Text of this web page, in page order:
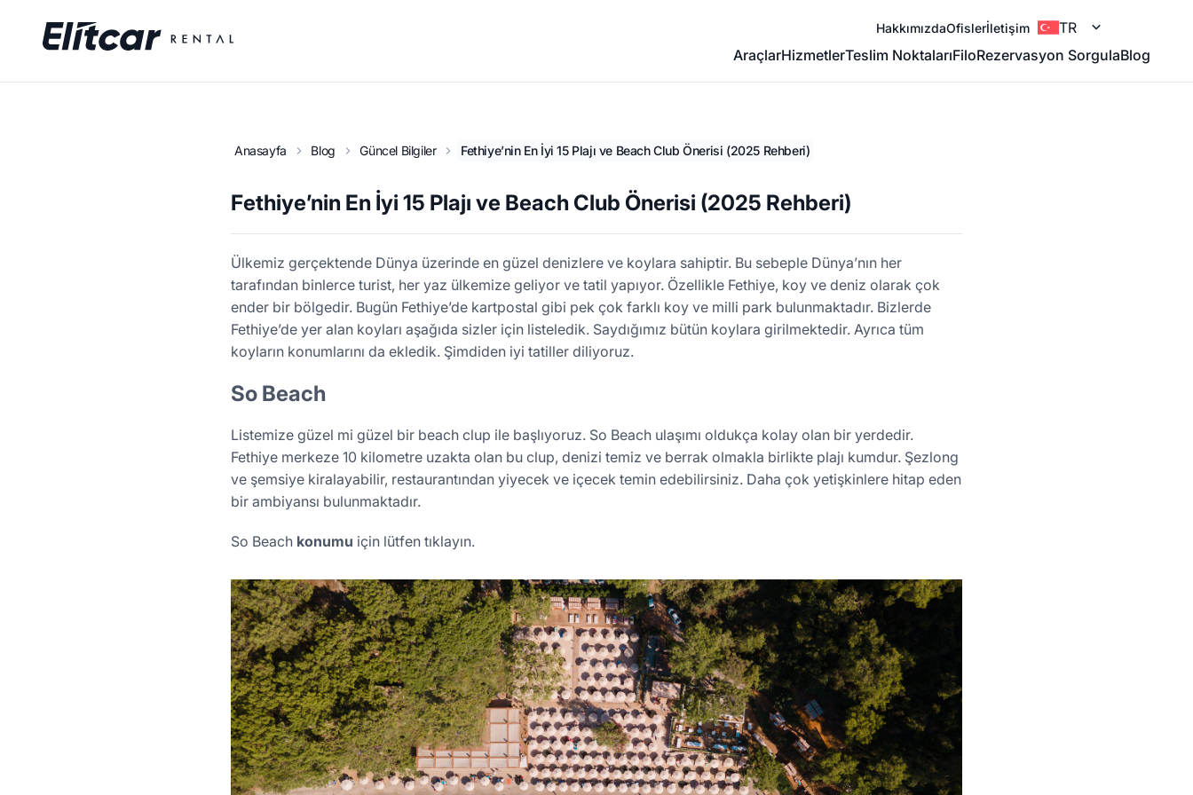
HakkımızdaOfislerİletişim
TR
AraçlarHizmetlerTeslim NoktalarıFiloRezervasyon SorgulaBlog
Anasayfa Blog Güncel Bilgiler Fethiye’nin En İyi 15 Plajı ve Beach Club Önerisi (2025 Rehberi)
Fethiye’nin En İyi 15 Plajı ve Beach Club Önerisi (2025 Rehberi)
Ülkemiz gerçektende Dünya üzerinde en güzel denizlere ve koylara sahiptir. Bu sebeple Dünya’nın her
tarafından binlerce turist, her yaz ülkemize geliyor ve tatil yapıyor. Özellikle Fethiye, koy ve deniz olarak çok
ender bir bölgedir. Bugün Fethiye’de kartpostal gibi pek çok farklı koy ve milli park bulunmaktadır. Bizlerde
Fethiye’de yer alan koyları aşağıda sizler için listeledik. Saydığımız bütün koylara girilmektedir. Ayrıca tüm
koyların konumlarını da ekledik. Şimdiden iyi tatiller diliyoruz.
So Beach
Listemize güzel mi güzel bir beach clup ile başlıyoruz. So Beach ulaşımı oldukça kolay olan bir yerdedir.
Fethiye merkeze 10 kilometre uzakta olan bu clup, denizi temiz ve berrak olmakla birlikte plajı kumdur. Şezlong
ve şemsiye kiralayabilir, restaurantından yiyecek ve içecek temin edebilirsiniz. Daha çok yetişkinlere hitap eden
bir ambiyansı bulunmaktadır.
So Beach konumu için lütfen tıklayın.